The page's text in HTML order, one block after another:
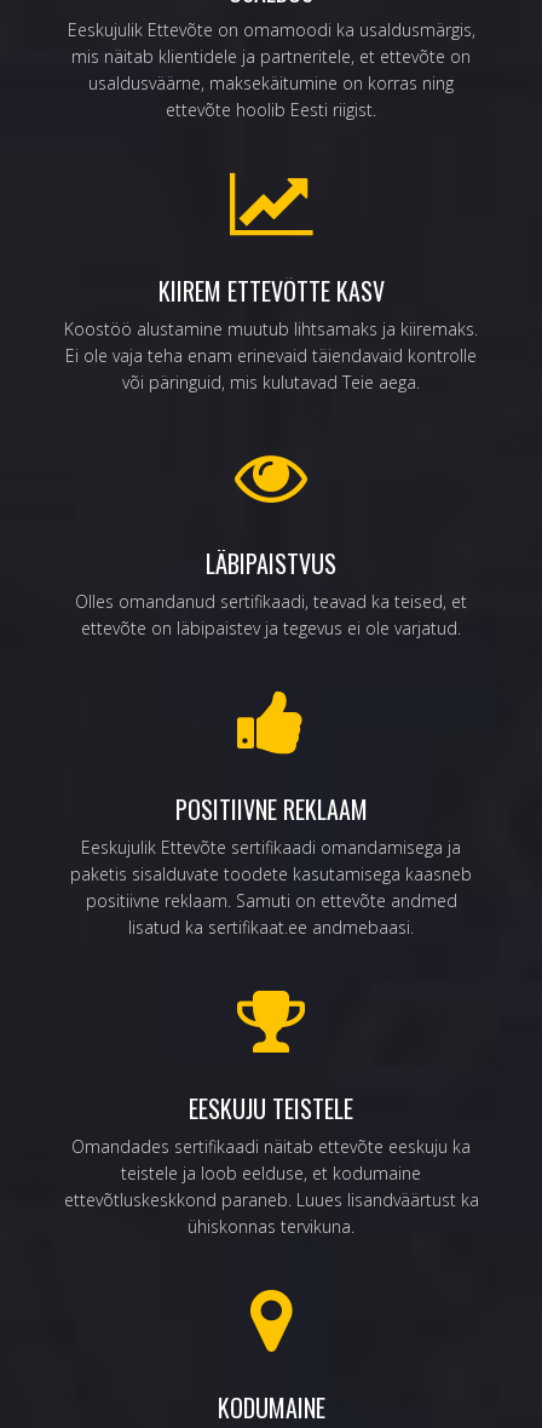
Eeskujulik Ettevõte on omamoodi ka usaldusmärgis,
mis näitab klientidele ja partneritele, et ettevõte on
usaldusväärne, maksekäitumine on korras ning
ettevõte hoolib Eesti riigist.
KIIREM ETTEVÕTTE KASV
Koostöö alustamine muutub lihtsamaks ja kiiremaks.
Ei ole vaja teha enam erinevaid täiendavaid kontrolle
või päringuid, mis kulutavad Teie aega.
LÄBIPAISTVUS
Olles omandanud sertifikaadi, teavad ka teised, et
ettevõte on läbipaistev ja tegevus ei ole varjatud.
POSITIIVNE REKLAAM
Eeskujulik Ettevõte sertifikaadi omandamisega ja
paketis sisalduvate toodete kasutamisega kaasneb
positiivne reklaam. Samuti on ettevõte andmed
lisatud ka sertifikaat.ee andmebaasi.
EESKUJU TEISTELE
Omandades sertifikaadi näitab ettevõte eeskuju ka
teistele ja loob eelduse, et kodumaine
ettevõtluskeskkond paraneb. Luues lisandväärtust ka
ühiskonnas tervikuna.
KODUMAINE